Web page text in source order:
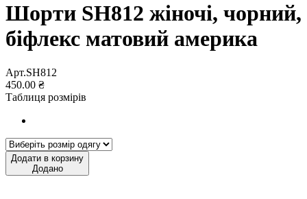
Шорти SH812 жіночі, чорний,
біфлекс матовий америка
Арт.SH812
450.00 ₴
Таблиця розмірів
Додати в корзину
Додано